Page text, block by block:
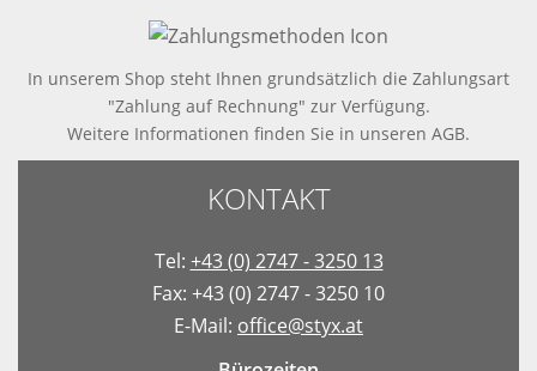
In unserem Shop steht Ihnen grundsätzlich die Zahlungsart
"Zahlung auf Rechnung" zur Verfügung.
Weitere Informationen finden Sie in unseren AGB.
KONTAKT
Tel: +43 (0) 2747 - 3250 13
Fax: +43 (0) 2747 - 3250 10
E-Mail: office@styx.at